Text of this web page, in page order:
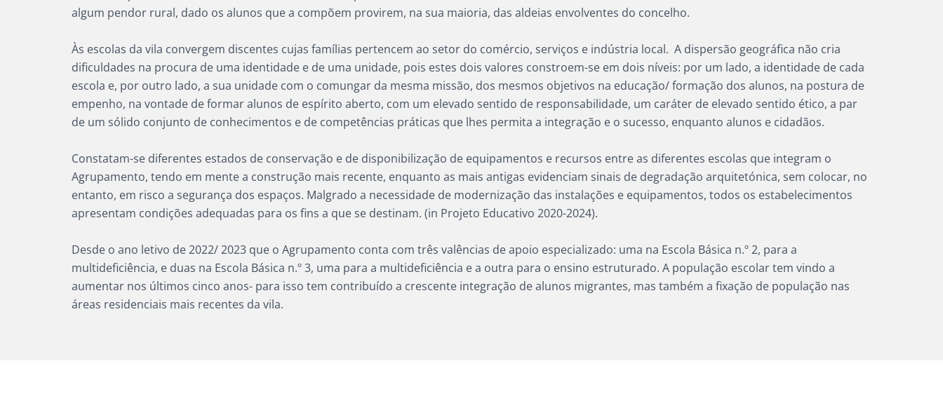
algum pendor rural, dado os alunos que a compõem provirem, na sua maioria, das aldeias envolventes do concelho.
Às escolas da vila convergem discentes cujas famílias pertencem ao setor do comércio, serviços e indústria local. A dispersão geográfica não cria
dificuldades na procura de uma identidade e de uma unidade, pois estes dois valores constroem-se em dois níveis: por um lado, a identidade de cada
escola e, por outro lado, a sua unidade com o comungar da mesma missão, dos mesmos objetivos na educação/ formação dos alunos, na postura de
empenho, na vontade de formar alunos de espírito aberto, com um elevado sentido de responsabilidade, um caráter de elevado sentido ético, a par
de um sólido conjunto de conhecimentos e de competências práticas que lhes permita a integração e o sucesso, enquanto alunos e cidadãos.
Constatam-se diferentes estados de conservação e de disponibilização de equipamentos e recursos entre as diferentes escolas que integram o
Agrupamento, tendo em mente a construção mais recente, enquanto as mais antigas evidenciam sinais de degradação arquitetónica, sem colocar, no
entanto, em risco a segurança dos espaços. Malgrado a necessidade de modernização das instalações e equipamentos, todos os estabelecimentos
apresentam condições adequadas para os fins a que se destinam. (in Projeto Educativo 2020-2024).
Desde o ano letivo de 2022/ 2023 que o Agrupamento conta com três valências de apoio especializado: uma na Escola Básica n.º 2, para a
multideficiência, e duas na Escola Básica n.º 3, uma para a multideficiência e a outra para o ensino estruturado. A população escolar tem vindo a
aumentar nos últimos cinco anos- para isso tem contribuído a crescente integração de alunos migrantes, mas também a fixação de população nas
áreas residenciais mais recentes da vila.